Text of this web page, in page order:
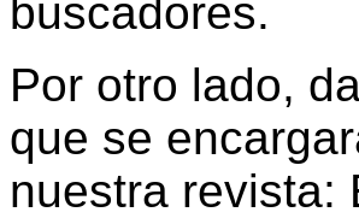
buscadores.
Por otro lado,
que se
nuestra revista: